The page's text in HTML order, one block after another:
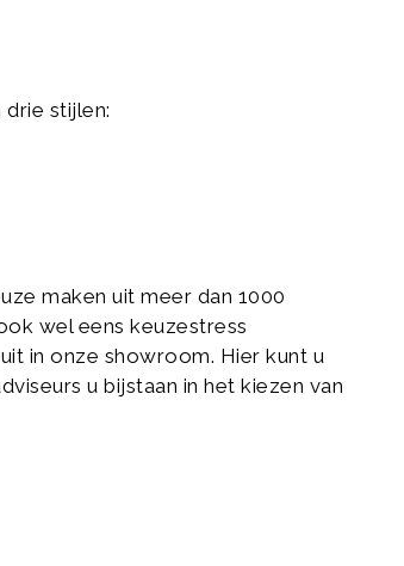
stijlen:
maken uit meer dan 1000
wel eens keuzestress
in onze showroom. Hier kunt u
u bijstaan in het kiezen van